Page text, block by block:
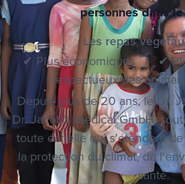
personnes dans
Les repas
✔ Plus économiques | ✔
respectueux des
Depuis plus de 20 ans, le Dr.
Dr. Jacob's Medical GmbH,
toute échelle qui s'étendent
la protection du climat, de
santé.